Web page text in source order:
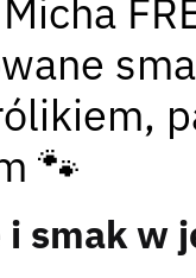
🐾
smak w